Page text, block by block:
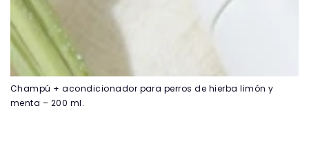
Champú + acondicionador para perros de hierba limón y
menta – 200 ml.